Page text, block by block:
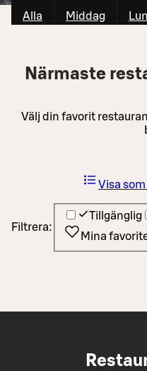
Alla Middag
Närmaste
Välj din favorit
Filtrera:
Tillgänglig
Mina
Visa